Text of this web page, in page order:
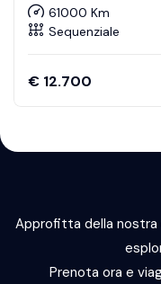
61000 Km
Sequenziale
€ 12.700
Approfitta della
Prenota ora e